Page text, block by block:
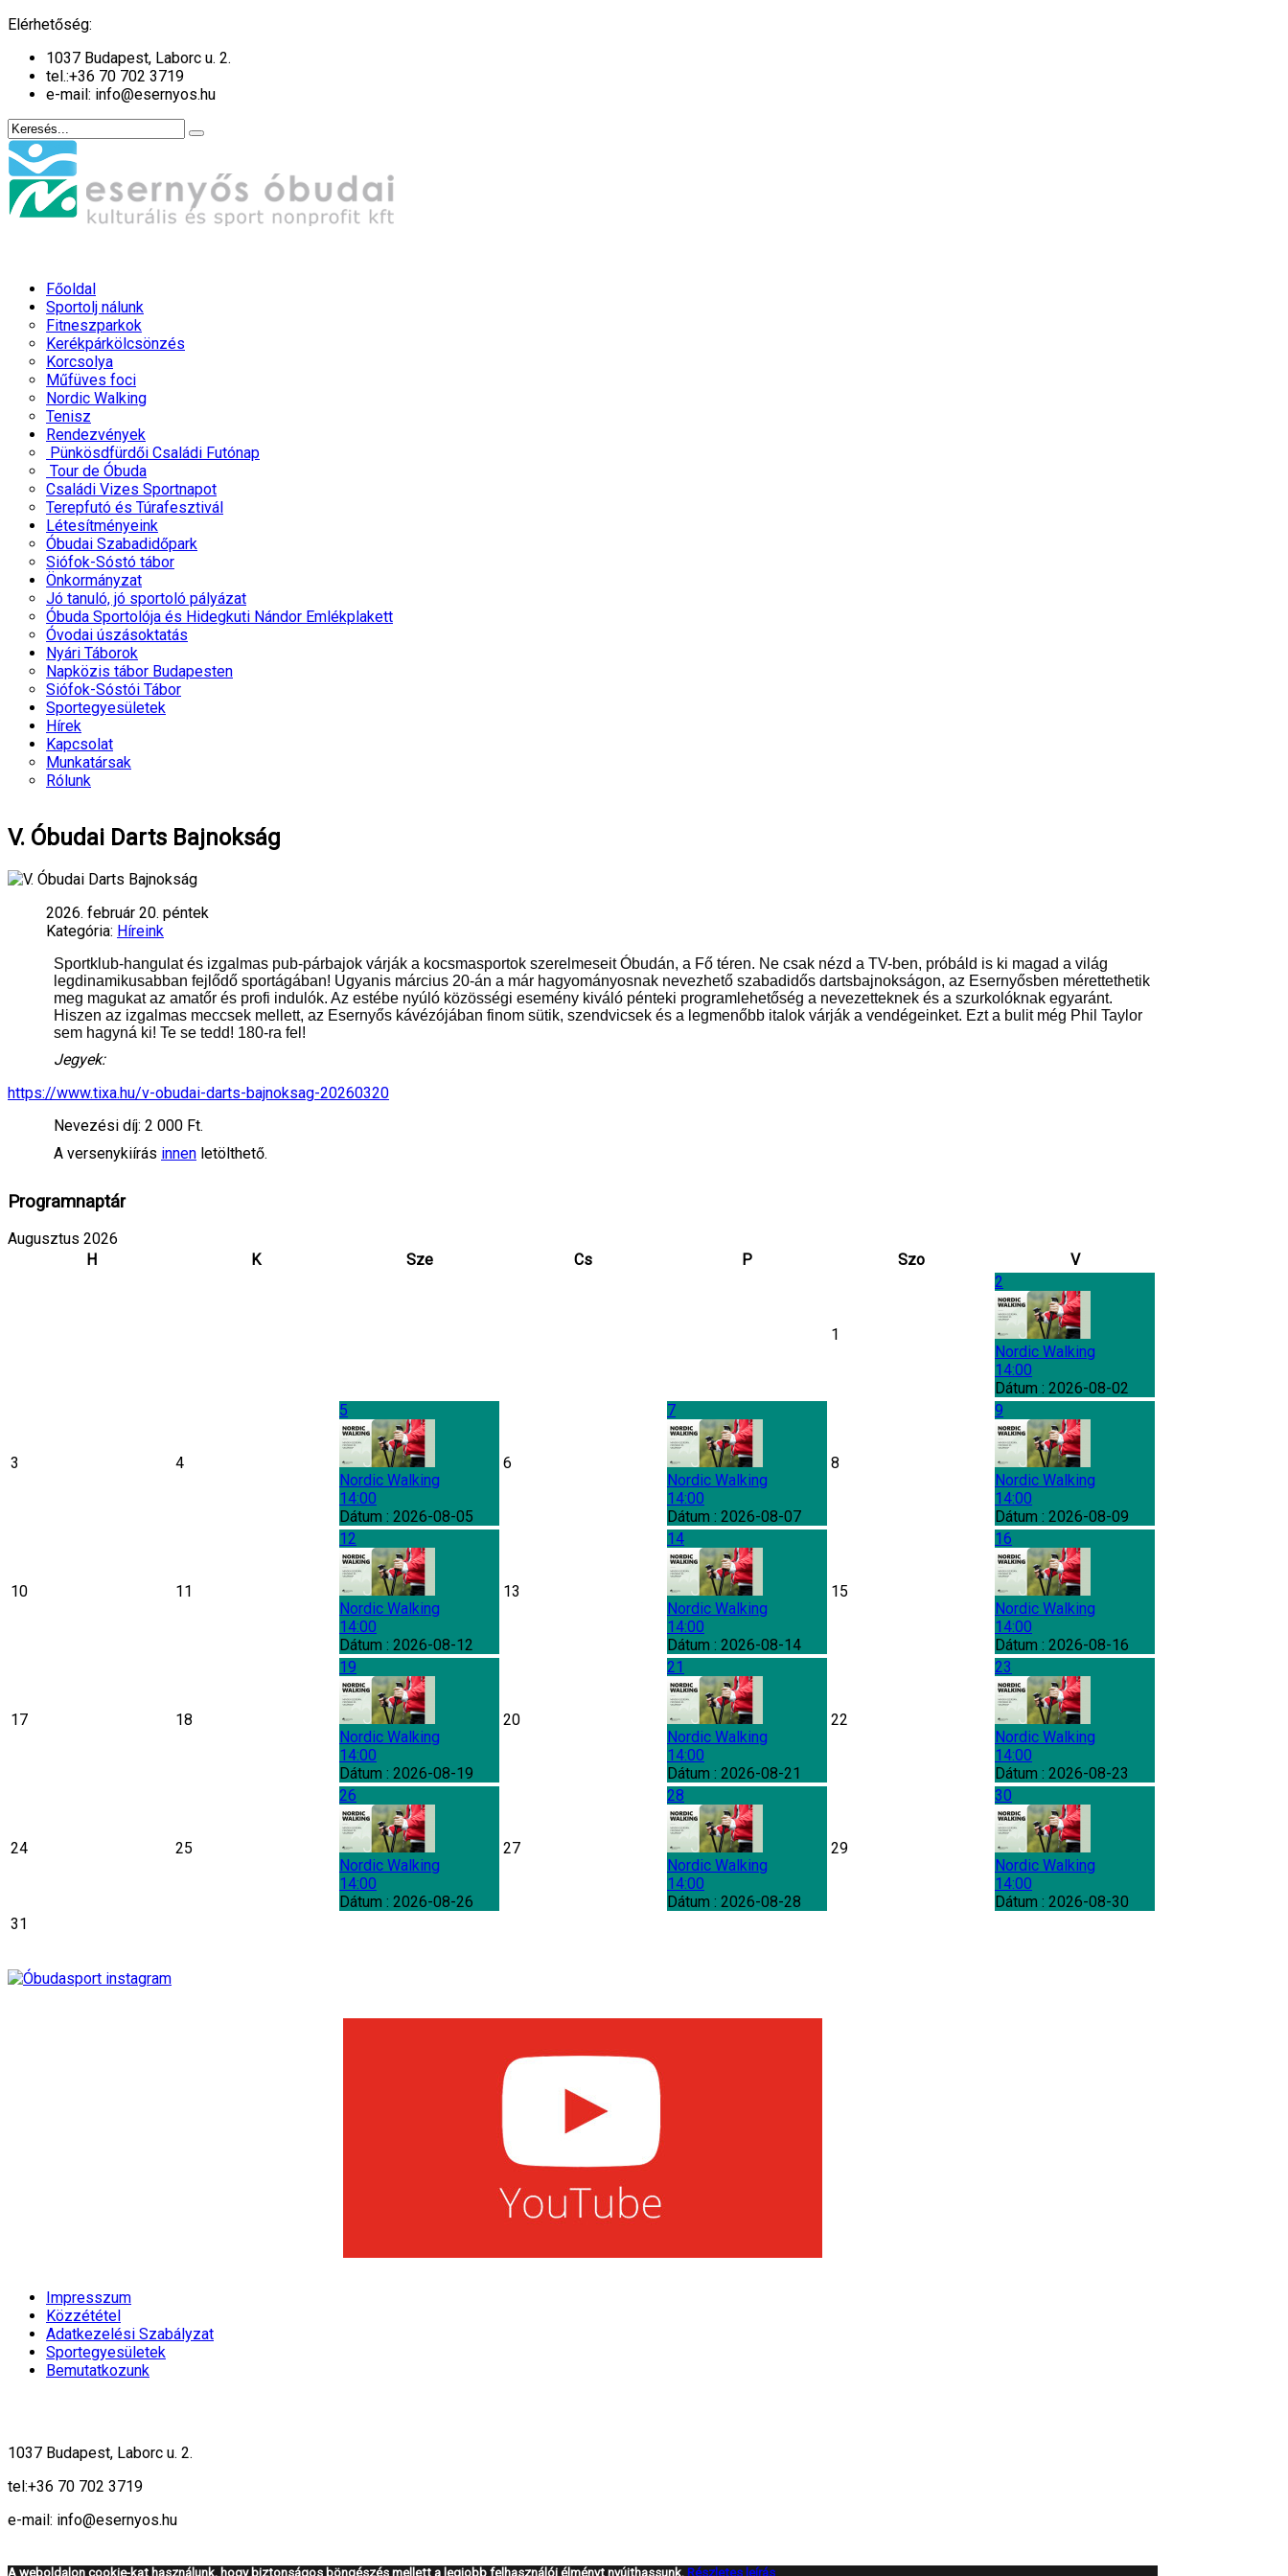
Elérhetőség:
1037 Budapest, Laborc u. 2.
tel.:+36 70 702 3719
e-mail: info@esernyos.hu
Főoldal
Sportolj nálunk
Fitneszparkok
Kerékpárkölcsönzés
Korcsolya
Műfüves foci
Nordic Walking
Tenisz
Rendezvények
Pünkösdfürdői Családi Futónap
Tour de Óbuda
Családi Vizes Sportnapot
Terepfutó és Túrafesztivál
Létesítményeink
Óbudai Szabadidőpark
Siófok-Sóstó tábor
Önkormányzat
Jó tanuló, jó sportoló pályázat
Óbuda Sportolója és Hidegkuti Nándor Emlékplakett
Óvodai úszásoktatás
Nyári Táborok
Napközis tábor Budapesten
Siófok-Sóstói Tábor
Sportegyesületek
Hírek
Kapcsolat
Munkatársak
Rólunk
V. Óbudai Darts Bajnokság
2026. február 20. péntek
Kategória: Híreink
Sportklub-hangulat és izgalmas pub-párbajok várják a kocsmasportok szerelmeseit Óbudán, a Fő téren. Ne csak nézd a TV-ben, próbáld is ki magad a világ
legdinamikusabban fejlődő sportágában! Ugyanis március 20-án a már hagyományosnak nevezhető szabadidős dartsbajnokságon, az Esernyősben mérettethetik
meg magukat az amatőr és profi indulók. Az estébe nyúló közösségi esemény kiváló pénteki programlehetőség a nevezetteknek és a szurkolóknak egyaránt.
Hiszen az izgalmas meccsek mellett, az Esernyős kávézójában finom sütik, szendvicsek és a legmenőbb italok várják a vendégeinket. Ezt a bulit még Phil Taylor
sem hagyná ki! Te se tedd! 180-ra fel!
Jegyek:
https://www.tixa.hu/v-obudai-darts-bajnoksag-20260320
Nevezési díj: 2 000 Ft.
A versenykiírás innen letölthető.
Programnaptár
év
hónap
év
hónap
Augusztus 2026
H
K Sze Cs P Szo V
1
2
Nordic Walking
14:00
Dátum : 2026-08-02
3 4
5
Nordic Walking
14:00
Dátum : 2026-08-05
6
7
Nordic Walking
14:00
Dátum : 2026-08-07
8
9
Nordic Walking
14:00
Dátum : 2026-08-09
10 11
12
Nordic Walking
14:00
Dátum : 2026-08-12
13
14
Nordic Walking
14:00
Dátum : 2026-08-14
15
16
Nordic Walking
14:00
Dátum : 2026-08-16
17 18
19
Nordic Walking
14:00
Dátum : 2026-08-19
20
21
Nordic Walking
14:00
Dátum : 2026-08-21
22
23
Nordic Walking
14:00
Dátum : 2026-08-23
24 25
26
Nordic Walking
14:00
Dátum : 2026-08-26
27
28
Nordic Walking
14:00
Dátum : 2026-08-28
29
30
Nordic Walking
14:00
Dátum : 2026-08-30
31
Impresszum
Közzététel
Adatkezelési Szabályzat
Sportegyesületek
Bemutatkozunk
1037 Budapest, Laborc u. 2.
tel:+36 70 702 3719
e-mail: info@esernyos.hu
A weboldalon cookie-kat használunk, hogy biztonságos böngészés mellett a legjobb felhasználói élményt nyújthassunk. Részletes leírás